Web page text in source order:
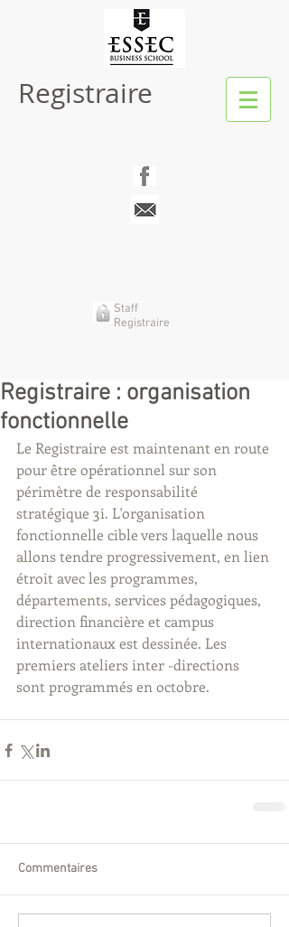
Registraire
Staff
Registraire
Registraire : organisation
fonctionnelle
Le Registraire est maintenant en route
pour être opérationnel sur son
périmètre de responsabilité
stratégique 3i. L'organisation
fonctionnelle cible vers laquelle nous
allons tendre progressivement, en lien
étroit avec les programmes,
départements, services pédagogiques,
direction financière et campus
internationaux est dessinée. Les
premiers ateliers inter -directions
sont programmés en octobre.
Commentaires